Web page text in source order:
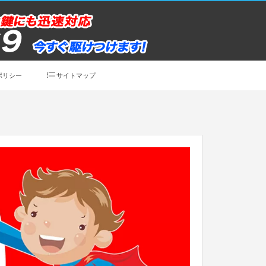
リシー サイトマップ